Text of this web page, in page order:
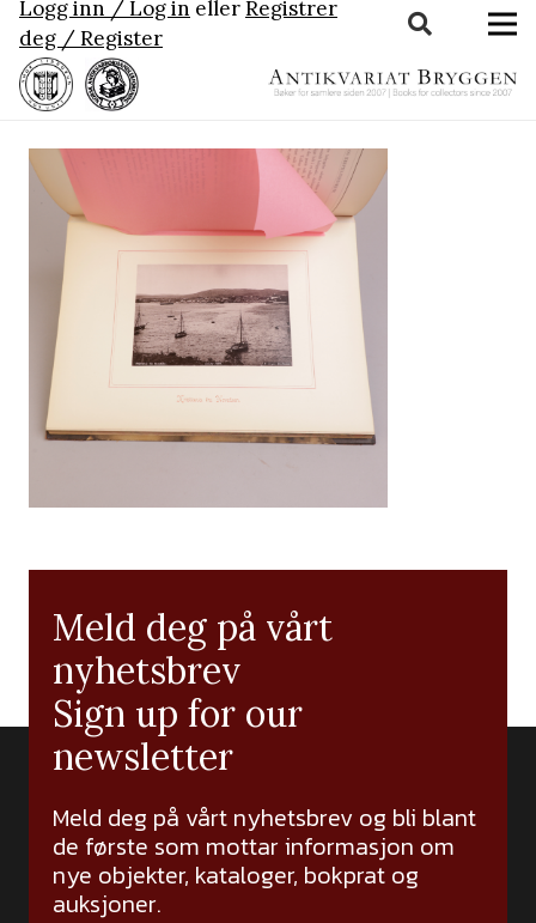
Logg inn / Log in ellerRegistrer
deg / Register
Meld deg på vårt
nyhetsbrev
Sign up for our
newsletter
Meld deg på vårt nyhetsbrev og bli blant
de første som mottar informasjon om
nye objekter, kataloger, bokprat og
auksjoner.